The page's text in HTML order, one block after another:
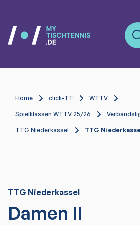
Home click-TT WTTV
Spielklassen WTTV 25/26
TTG Niederkassel TTG
TTG Niederkassel
Damen II